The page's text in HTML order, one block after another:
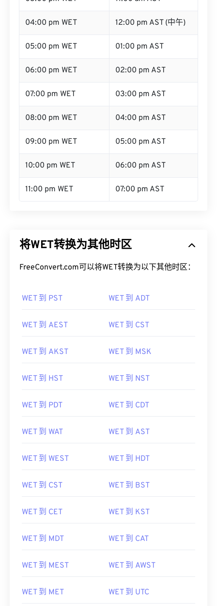
04:00 pm WET 12:00 pm AST (中午)
05:00 pm WET 01:00 pm AST
06:00 pm WET 02:00 pm AST
07:00 pm WET 03:00 pm AST
08:00 pm WET 04:00 pm AST
09:00 pm WET 05:00 pm AST
10:00 pm WET 06:00 pm AST
11:00 pm WET 07:00 pm AST
将WET转换为其他时区
FreeConvert.com可以将WET转换为以下其他时区：
WET 到 PST WET 到 ADT
WET 到 AEST WET 到 CST
WET 到 AKST WET 到 MSK
WET 到 HST WET 到 NST
WET 到 PDT WET 到 CDT
WET 到 WAT WET 到 AST
WET 到 WEST WET 到 HDT
WET 到 CST WET 到 BST
WET 到 CET WET 到 KST
WET 到 MDT WET 到 CAT
WET 到 MEST WET 到 AWST
WET 到 MET WET 到 UTC